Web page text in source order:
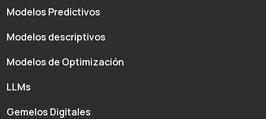
Modelos Predictivos
Modelos descriptivos
Modelos de Optimización
LLMs
Gemelos Digitales